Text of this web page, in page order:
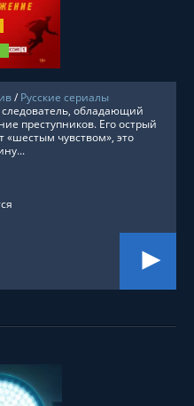
/ Русские сериалы
обладающий
преступников. Его острый
чувством», это